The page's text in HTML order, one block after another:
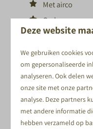
Met airco
Op begane
ma 31
Meer informatie
Deze website
We gebruiken cookies
om gepersonaliseerde
analyseren. Ook delen
onze site met onze
analyse. Deze partners
met andere informatie
hebben verzameld op